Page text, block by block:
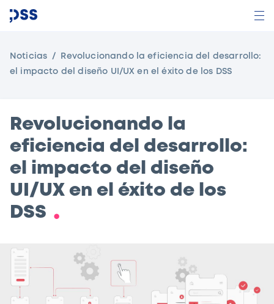
Noticias Revolucionando la eficiencia del desarrollo:
el impacto del diseño UI/UX en el éxito de los DSS
Revolucionando la
eficiencia del desarrollo:
el impacto del diseño
UI/UX en el éxito de los
DSS